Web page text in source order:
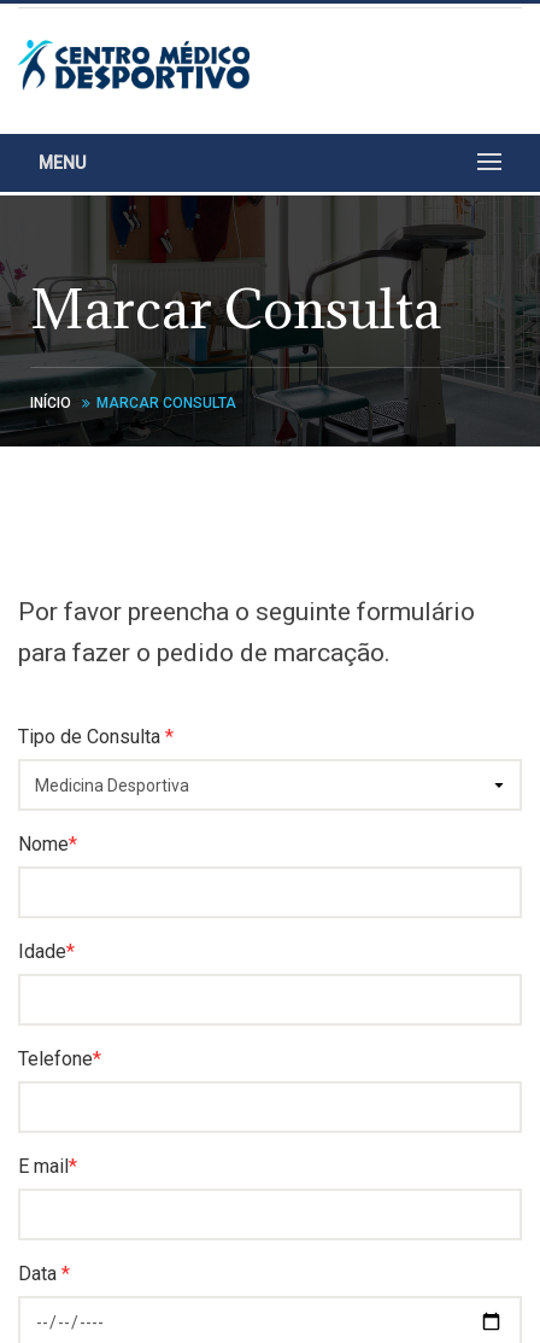
MENU
Marcar Consulta
INÍCIO MARCAR CONSULTA
Por favor preencha o seguinte formulário
para fazer o pedido de marcação.
Tipo de Consulta *
Nome*
Idade*
Telefone*
E mail*
Data *